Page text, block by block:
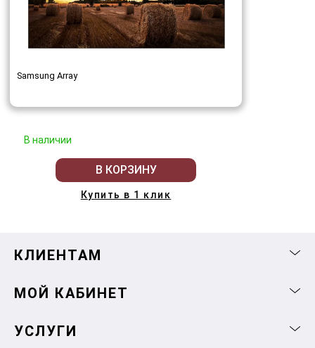
Samsung Array
В наличии
В КОРЗИНУ
Купить в 1 клик
КЛИЕНТАМ
МОЙ КАБИНЕТ
УСЛУГИ